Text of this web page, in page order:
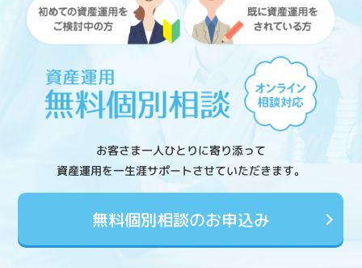
お客さま一人ひとりに寄り添って
資産運用を一生涯サポートさせていただきます。
無料個別相談のお申込み